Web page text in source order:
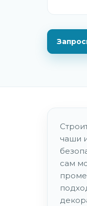
чаши
сам